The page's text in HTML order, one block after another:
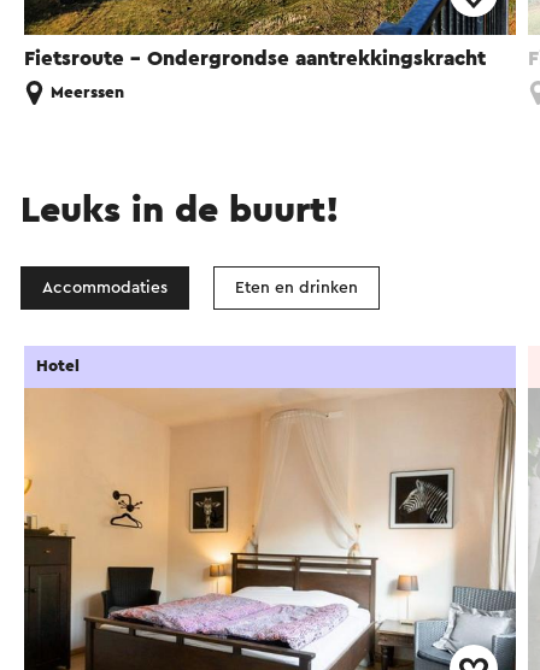
Fietsroute - Ondergrondse aantrekkingskracht
Meerssen
Leuks in de buurt!
Accommodaties Eten en drinken
Hotel